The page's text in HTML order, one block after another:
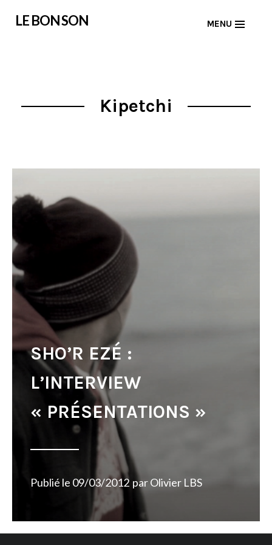
LE BON SON MENU
Kipetchi
SHO’R EZÉ :
L’INTERVIEW
« PRÉSENTATIONS »
Publié le 09/03/2012 parOlivier LBS